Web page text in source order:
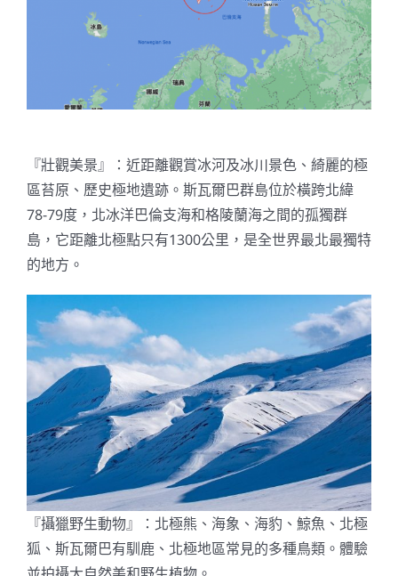
『壯觀美景』：近距離觀賞冰河及冰川景色、綺麗的極
區苔原、歷史極地遺跡。斯瓦爾巴群島位於橫跨北緯
78-79度，北冰洋巴倫支海和格陵蘭海之間的孤獨群
島，它距離北極點只有1300公里，是全世界最北最獨特
的地方。
『攝獵野生動物』：北極熊、海象、海豹、鯨魚、北極
狐、斯瓦爾巴有馴鹿、北極地區常見的多種鳥類。體驗